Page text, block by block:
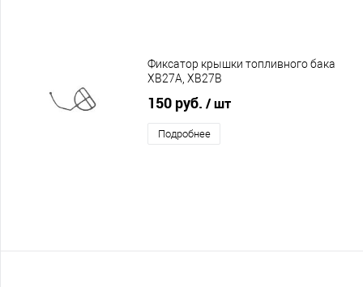
Фиксатор крышки топливного бака
XB27A, XB27B
150 руб. / шт
Подробнее